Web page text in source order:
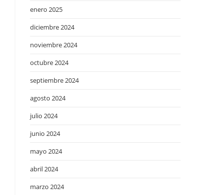
enero 2025
diciembre 2024
noviembre 2024
octubre 2024
septiembre 2024
agosto 2024
julio 2024
junio 2024
mayo 2024
abril 2024
marzo 2024